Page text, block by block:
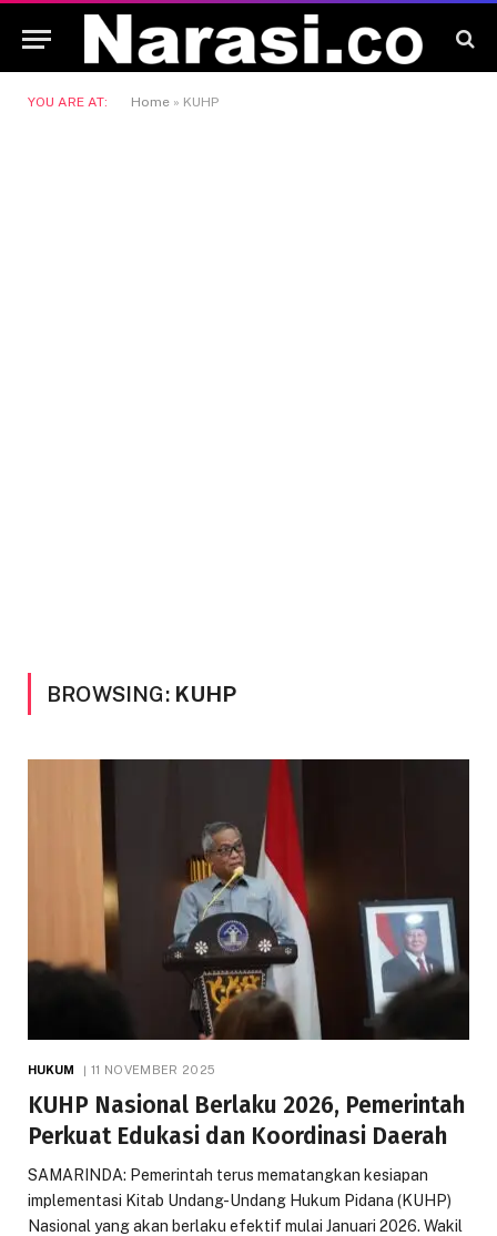
YOU ARE AT: Home » KUHP
BROWSING: KUHP
HUKUM 11 NOVEMBER 2025
KUHP Nasional Berlaku 2026, Pemerintah
Perkuat Edukasi dan Koordinasi Daerah
SAMARINDA: Pemerintah terus mematangkan kesiapan
implementasi Kitab Undang-Undang Hukum Pidana (KUHP)
Nasional yang akan berlaku efektif mulai Januari 2026. Wakil